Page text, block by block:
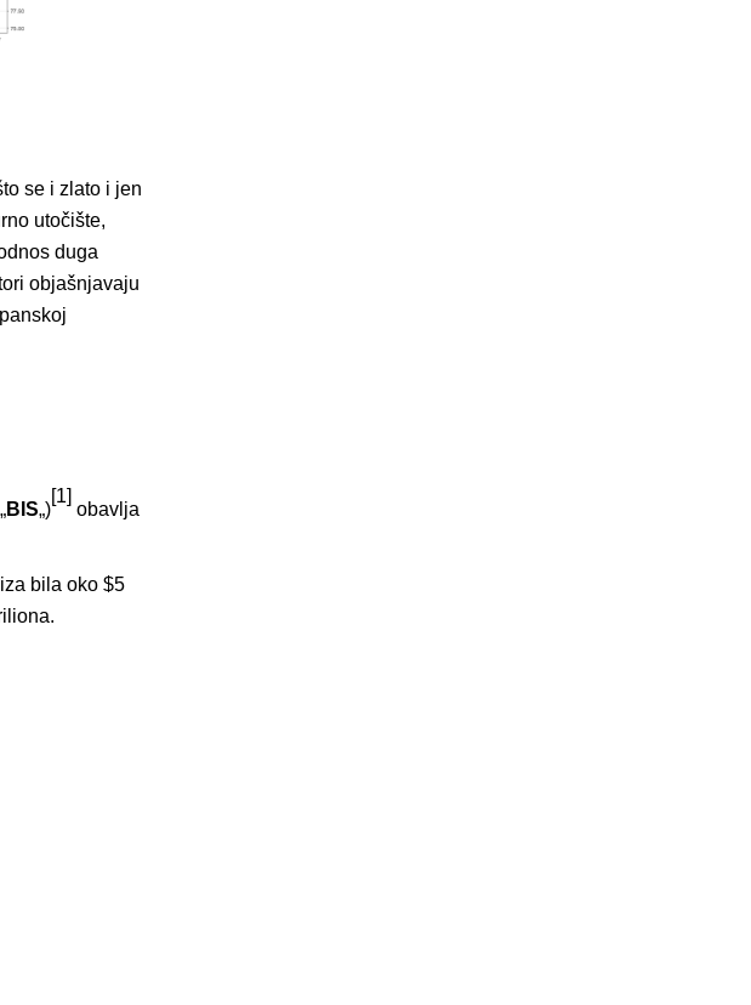
se i zlato i jen
utočište,
duga
objašnjavaju
BIS„)
[1]
obavlja
bila oko $5